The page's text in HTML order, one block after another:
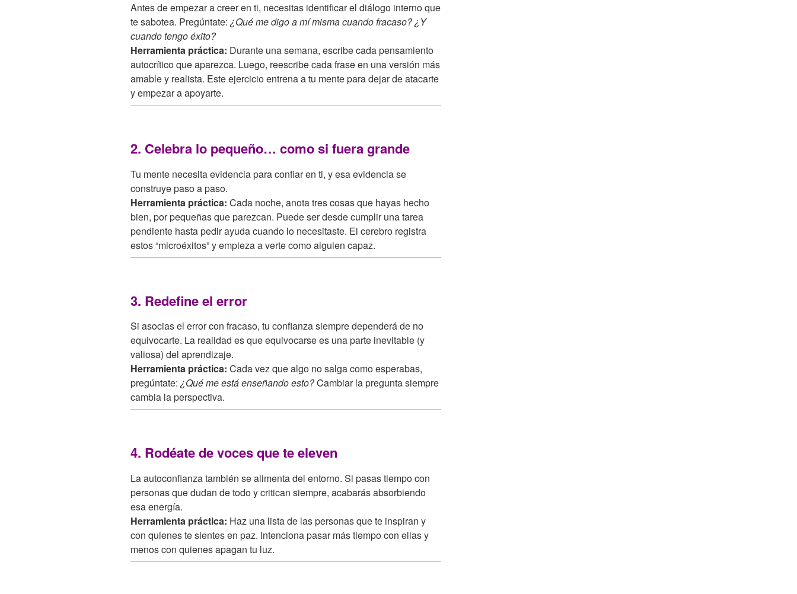
Antes de empezar a creer en ti, necesitas identificar el diálogo interno que
te sabotea. Pregúntate: ¿Qué me digo a mí misma cuando fracaso? ¿Y
cuando tengo éxito?
Herramienta práctica: Durante una semana, escribe cada pensamiento
autocrítico que aparezca. Luego, reescribe cada frase en una versión más
amable y realista. Este ejercicio entrena a tu mente para dejar de atacarte
y empezar a apoyarte.
2. Celebra lo pequeño… como si fuera grande
Tu mente necesita evidencia para confiar en ti, y esa evidencia se
construye paso a paso.
Herramienta práctica: Cada noche, anota tres cosas que hayas hecho
bien, por pequeñas que parezcan. Puede ser desde cumplir una tarea
pendiente hasta pedir ayuda cuando lo necesitaste. El cerebro registra
estos “microéxitos” y empieza a verte como alguien capaz.
3. Redefine el error
Si asocias el error con fracaso, tu confianza siempre dependerá de no
equivocarte. La realidad es que equivocarse es una parte inevitable (y
valiosa) del aprendizaje.
Herramienta práctica: Cada vez que algo no salga como esperabas,
pregúntate: ¿Qué me está enseñando esto?Cambiar la pregunta siempre
cambia la perspectiva.
4. Rodéate de voces que te eleven
La autoconfianza también se alimenta del entorno. Si pasas tiempo con
personas que dudan de todo y critican siempre, acabarás absorbiendo
esa energía.
Herramienta práctica: Haz una lista de las personas que te inspiran y
con quienes te sientes en paz. Intenciona pasar más tiempo con ellas y
menos con quienes apagan tu luz.